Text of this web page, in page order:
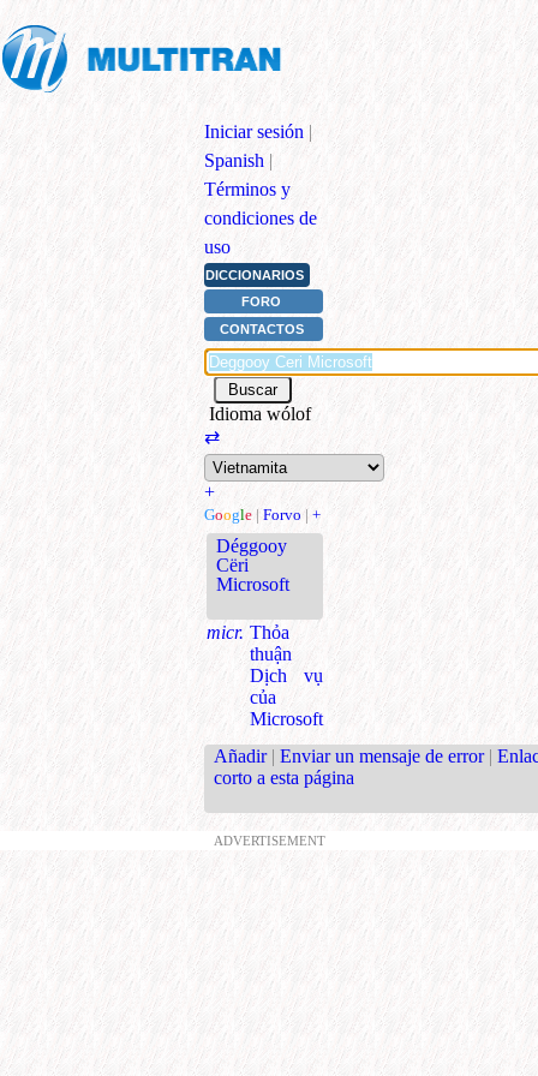
Iniciar sesión |
Spanish |
Términos y
condiciones de
uso
DICCIONARIOS
FORO
CONTACTOS
Idioma wólof
⇄
+
Google | Forvo | +
Déggooy
Cëri
Microsoft
micr. Thỏa
thuận
Dịch vụ
của
Microsoft
Añadir | Enviar un mensaje de error |
corto a esta página
ADVERTISEMENT